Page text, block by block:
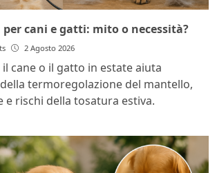
cani e gatti: mito o necessità?
2 Agosto 2026
cane o il gatto in estate aiuta
termoregolazione del mantello,
e rischi della tosatura estiva.